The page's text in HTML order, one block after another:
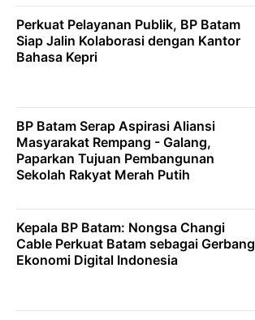
Perkuat Pelayanan Publik, BP Batam
Siap Jalin Kolaborasi dengan Kantor
Bahasa Kepri
BP Batam Serap Aspirasi Aliansi
Masyarakat Rempang - Galang,
Paparkan Tujuan Pembangunan
Sekolah Rakyat Merah Putih
Kepala BP Batam: Nongsa Changi
Cable Perkuat Batam sebagai Gerbang
Ekonomi Digital Indonesia